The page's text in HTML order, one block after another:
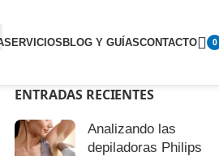
SERVICIOSBLOG Y GUÍASCONTACTO 0
ENTRADAS RECIENTES
Analizando las
depiladoras Philips